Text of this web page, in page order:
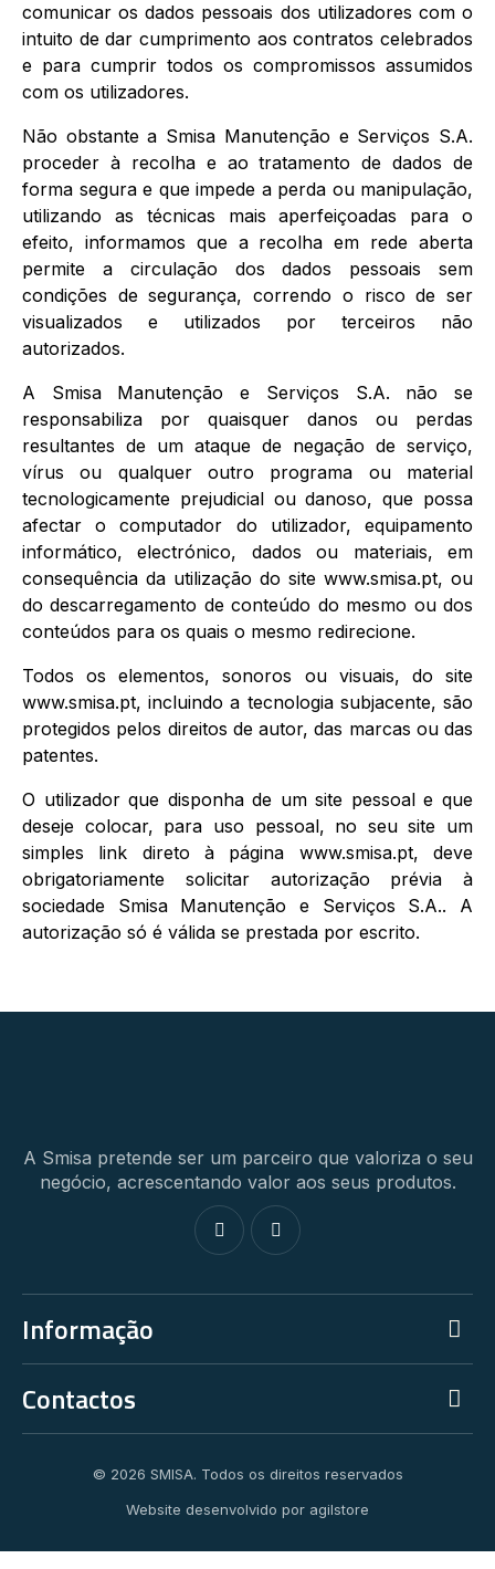
comunicar os dados pessoais dos utilizadores com o
intuito de dar cumprimento aos contratos celebrados
e para cumprir todos os compromissos assumidos
com os utilizadores.
Não obstante a Smisa Manutenção e Serviços S.A.
proceder à recolha e ao tratamento de dados de
forma segura e que impede a perda ou manipulação,
utilizando as técnicas mais aperfeiçoadas para o
efeito, informamos que a recolha em rede aberta
permite a circulação dos dados pessoais sem
condições de segurança, correndo o risco de ser
visualizados e utilizados por terceiros não
autorizados.
A Smisa Manutenção e Serviços S.A. não se
responsabiliza por quaisquer danos ou perdas
resultantes de um ataque de negação de serviço,
vírus ou qualquer outro programa ou material
tecnologicamente prejudicial ou danoso, que possa
afectar o computador do utilizador, equipamento
informático, electrónico, dados ou materiais, em
consequência da utilização do site www.smisa.pt, ou
do descarregamento de conteúdo do mesmo ou dos
conteúdos para os quais o mesmo redirecione.
Todos os elementos, sonoros ou visuais, do site
www.smisa.pt, incluindo a tecnologia subjacente, são
protegidos pelos direitos de autor, das marcas ou das
patentes.
O utilizador que disponha de um site pessoal e que
deseje colocar, para uso pessoal, no seu site um
simples link direto à página www.smisa.pt, deve
obrigatoriamente solicitar autorização prévia à
sociedade Smisa Manutenção e Serviços S.A.. A
autorização só é válida se prestada por escrito.
A Smisa pretende ser um parceiro que valoriza o seu
negócio, acrescentando valor aos seus produtos.
Informação
Contactos
© 2026 SMISA. Todos os direitos reservados
Website desenvolvido por agilstore